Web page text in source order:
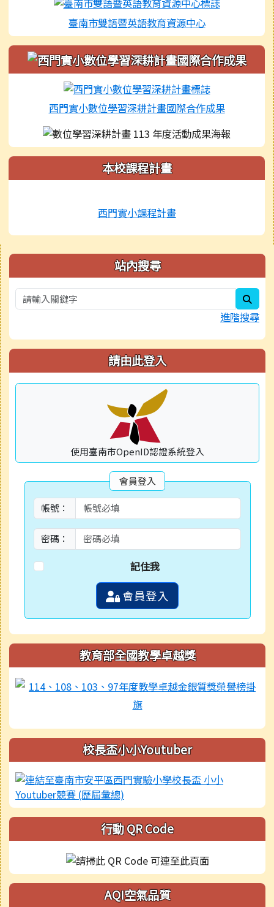
臺南市雙語暨英語教育資源中心
西門實小數位學習深耕計畫國際合作成果
本校課程計畫
西門實小課程計畫
右邊區域內容 站內搜尋
進階搜尋
請由此登入
使用臺南市OpenID認證系統登入
會員登入
帳號：
密碼：
記住我
會員登入
教育部全國教學卓越獎
校長盃小小Youtuber
行動 QR Code
AQI空氣品質